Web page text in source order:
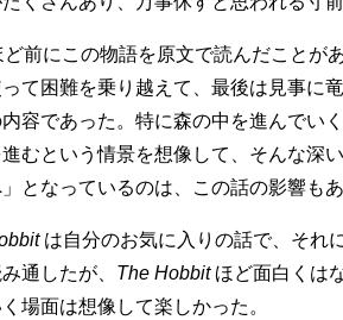
ど前にこの物語を原文で読んだことが
て困難を乗り越えて、最後は見事に
内容であった。特に森の中を進んでい
むという情景を想像して、そんな深
となっているのは、この話の影響も
は自分のお気に入りの話で、それ
通したが、 The Hobbitほど面白くは
場面は想像して楽しかった。